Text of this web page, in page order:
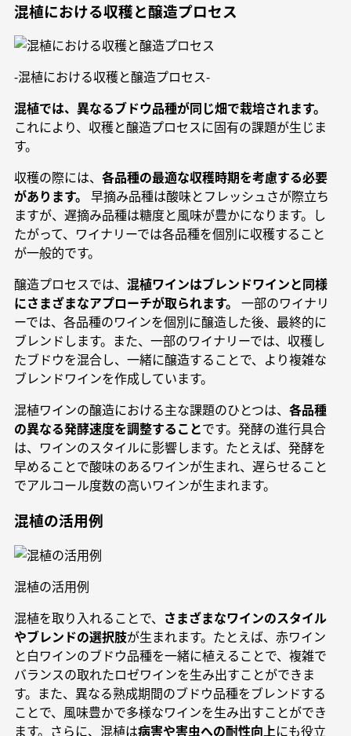
混植における収穫と醸造プロセス
-混植における収穫と醸造プロセス-
混植では、異なるブドウ品種が同じ畑で栽培されます。
これにより、収穫と醸造プロセスに固有の課題が生じま
す。
収穫の際には、 各品種の最適な収穫時期を考慮する必要
があります。
早摘み品種は酸味とフレッシュさが際立ち
ますが、遅摘み品種は糖度と風味が豊かになります。し
たがって、ワイナリーでは各品種を個別に収穫すること
が一般的です。
醸造プロセスでは、 混植ワインはブレンドワインと同様
にさまざまなアプローチが取られます。
一部のワイナリ
ーでは、各品種のワインを個別に醸造した後、最終的に
ブレンドします。また、一部のワイナリーでは、収穫し
たブドウを混合し、一緒に醸造することで、より複雑な
ブレンドワインを作成しています。
混植ワインの醸造における主な課題のひとつは、 各品種
の異なる発酵速度を調整することです。発酵の進行具合
は、ワインのスタイルに影響します。たとえば、発酵を
早めることで酸味のあるワインが生まれ、遅らせること
でアルコール度数の高いワインが生まれます。
混植の活用例
混植の活用例
混植を取り入れることで、 さまざまなワインのスタイル
やブレンドの選択肢が生まれます。たとえば、赤ワイン
と白ワインのブドウ品種を一緒に植えることで、複雑で
バランスの取れたロゼワインを生み出すことができま
す。また、異なる熟成期間のブドウ品種をブレンドする
ことで、風味豊かで多様なワインを生み出すことができ
ます。さらに、混植は病害や害虫への耐性向上にも役立